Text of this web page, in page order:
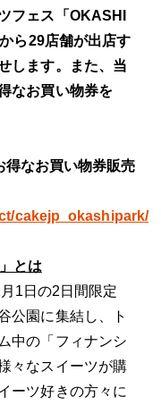
フェス「OKASHI
ら29店舗が出店す
します。また、当
なお買い物券を
なお買い物券販売
cakejp_okashipark/
とは
1日の2日間限定
公園に集結し、ト
中の「フィナンシ
々なスイーツが購
ーツ好きの方々に